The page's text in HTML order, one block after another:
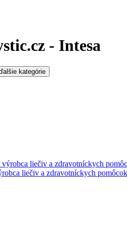
- Intesa
kategórie
liečiv a zdravotníckych pomôcok